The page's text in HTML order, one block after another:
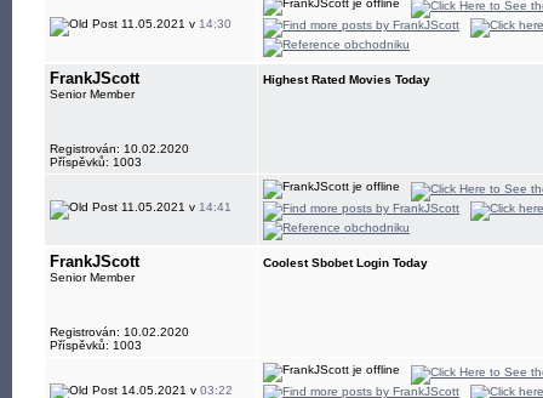
11.05.2021 v 14:30
FrankJScott
Senior Member
Registrován: 10.02.2020
Příspěvků: 1003
Highest Rated Movies Today
11.05.2021 v 14:41
FrankJScott
Senior Member
Registrován: 10.02.2020
Příspěvků: 1003
Coolest Sbobet Login Today
14.05.2021 v 03:22